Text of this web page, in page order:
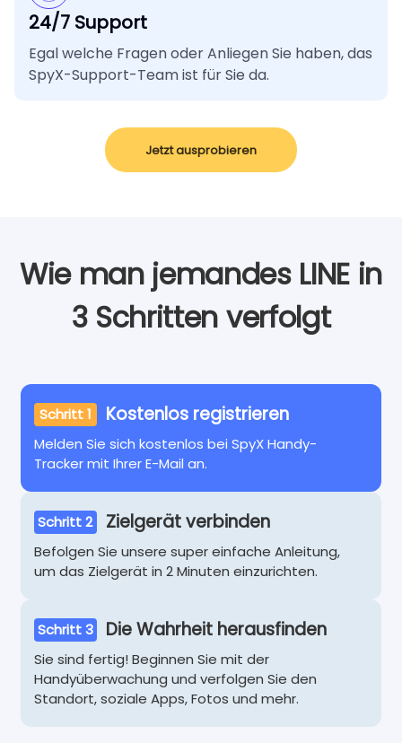
24/7 Support
Egal welche Fragen oder Anliegen Sie haben, das
SpyX-Support-Team ist für Sie da.
Jetzt ausprobieren
Wie man jemandes LINE in
3 Schritten verfolgt
Schritt 1 Kostenlos registrieren
Melden Sie sich kostenlos bei SpyX Handy-
Tracker mit Ihrer E-Mail an.
Schritt 2 Zielgerät verbinden
Befolgen Sie unsere super einfache Anleitung,
um das Zielgerät in 2 Minuten einzurichten.
Schritt 3 Die Wahrheit herausfinden
Sie sind fertig! Beginnen Sie mit der
Handyüberwachung und verfolgen Sie den
Standort, soziale Apps, Fotos und mehr.